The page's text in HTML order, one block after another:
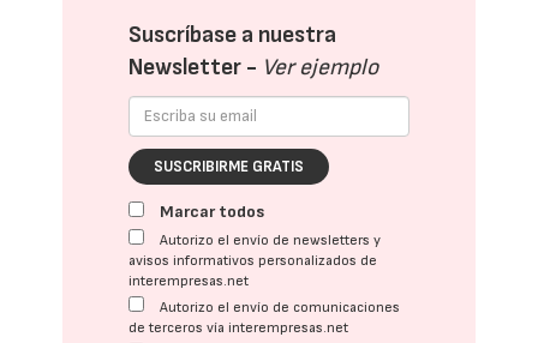
Suscríbase a nuestra
Newsletter - Ver ejemplo
SUSCRIBIRME GRATIS
Marcar todos
Autorizo el envío de newsletters y
avisos informativos personalizados de
interempresas.net
Autorizo el envío de comunicaciones
de terceros vía interempresas.net